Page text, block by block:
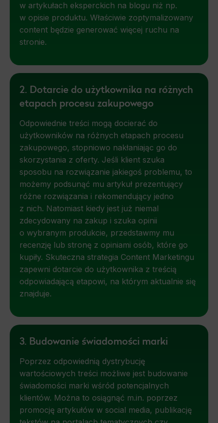
w artykułach eksperckich na blogu niż np.
w opisie produktu. Właściwie zoptymalizowany
content będzie generować więcej ruchu na
stronie.
2. Dotarcie do użytkownika na różnych
etapach procesu zakupowego
Odpowiednie treści mogą docierać do
użytkowników na różnych etapach procesu
zakupowego, stopniowo nakłaniając go do
skorzystania z oferty. Jeśli klient szuka
sposobu na rozwiązanie jakiegoś problemu, to
możemy podsunąć mu artykuł prezentujący
różne rozwiązania i rekomendujący jedno
z nich. Natomiast kiedy jest już niemal
zdecydowany na zakup i szuka opinii
o wybranym produkcie, przedstawmy mu
recenzję lub stronę z opiniami osób, które go
kupiły. Skuteczna strategia Content Marketingu
zapewni dotarcie do użytkownika z treścią
odpowiadającą etapowi, na którym aktualnie się
znajduje.
3. Budowanie świadomości marki
Poprzez odpowiednią dystrybucję
wartościowych treści możliwe jest budowanie
świadomości marki wśród potencjalnych
klientów. Można to osiągnąć m.in. poprzez
promocję artykułów w social media, publikację